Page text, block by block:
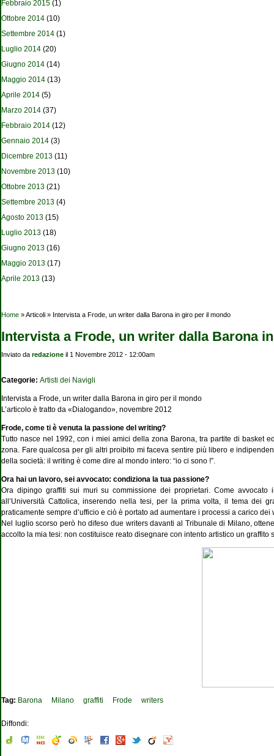
Febbraio 2015 (1)
Ottobre 2014 (10)
Settembre 2014 (1)
Luglio 2014 (20)
Giugno 2014 (14)
Maggio 2014 (13)
Aprile 2014 (5)
Marzo 2014 (37)
Febbraio 2014 (12)
Gennaio 2014 (3)
Dicembre 2013 (11)
Novembre 2013 (10)
Ottobre 2013 (21)
Settembre 2013 (4)
Agosto 2013 (15)
Luglio 2013 (18)
Giugno 2013 (16)
Maggio 2013 (17)
Aprile 2013 (13)
Tu sei qui
Home » Articoli » Intervista a Frode, un writer dalla Barona in giro per il mondo
Intervista a Frode, un writer dalla Barona
Inviato da redazione il 1 Novembre 2012 - 12:00am
Categorie: Artisti dei Navigli
Intervista a Frode, un writer dalla Barona in giro per il mondo
L’articolo è tratto da «Dialogando», novembre 2012
Frode, come ti è venuta la passione del writing?
Tutto nasce nel 1992, con i miei amici della zona Barona, tra partite di basket
zona. Fare qualcosa per gli altri proibito mi faceva sentire più libero e
della società: il writing è come dire al mondo intero: “io ci sono !”.
Ora hai un lavoro, sei avvocato: condiziona la tua passione?
Ora dipingo graffiti sui muri su commissione dei proprietari. Come
all’Università Cattolica, inserendo nella tesi, per la prima volta, il tema dei
praticamente sempre d’ufficio e ciò è portato ad aumentare i processi a carico dei
Nel luglio scorso però ho difeso due writers davanti al Tribunale di Milano,
accolto la mia tesi: non costituisce reato disegnare con intento artistico un
Tag: Barona Milano graffiti Frode writers
Diffondi: